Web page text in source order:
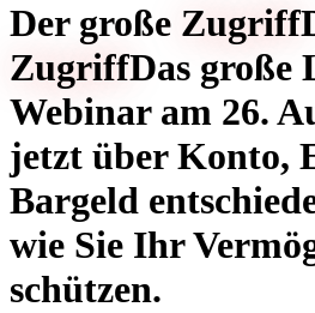
Der große Zugriff
ZugriffDas große
Webinar am 26.
jetzt über Konto,
Bargeld
wie Sie Ihr
schützen.